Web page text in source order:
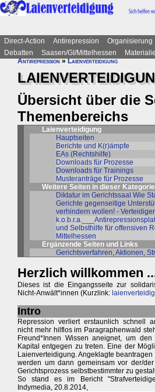
Direct-Action Antirepression Organisierung
Debatten
Saasen/GI/Mittelhessen
Antirepression»Laienverteidigung
Übersicht über die
Themenbereichs
Laienverteidigung
Hauptseiten
Berichte und K(r)ämpfe
EAs (Rechtshilfe)
Downloads für Prozesse
Downloads für Trainings
Musteranträge für Prozesse
Weitere Seiten in dieser Kategorie
Diktatur im Gerichtssaal Wie
Gerichte gegenseitige
verhindern wollen! -
und Selbsthilfe für offensiven
Mittelhessen
Ergänzende Seiten und Links
Gerichtsverfahren, Aktionen,
Herzlich willkommen
Dieses ist die Eingangsseite zur
Nicht-Anwält*innen (Kurzlink:
Intro
Repression verliert erstaunlich schnell
nicht mehr hilflos im Paragraphenwald
Freund*Innen Wissen aneignet, um
Kapital entgegen zu treten. Eine der
Laienverteidigung. Angeklagte
werden um dann gemeinsam vor der/
Gerichtsprozess selbstbestimmter zu
So stand es im Bericht
Indymedia, 20.8.2014,